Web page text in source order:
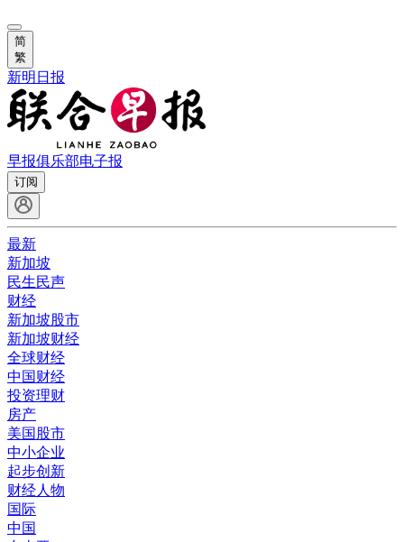
简
繁
新明日报
早报俱乐部电子报
订阅
最新
新加坡
民生民声
财经
新加坡股市
新加坡财经
全球财经
中国财经
投资理财
房产
美国股市
中小企业
起步创新
财经人物
国际
中国